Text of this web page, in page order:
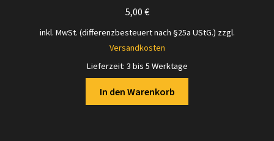
5,00 €
inkl. MwSt. (differenzbesteuert nach §25a UStG.) zzgl.
Versandkosten
Lieferzeit: 3 bis 5 Werktage
In den Warenkorb